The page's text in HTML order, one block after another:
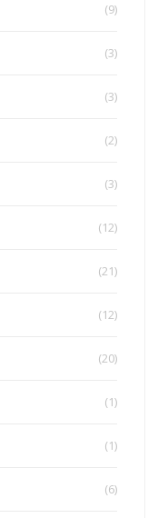
(9)
(3)
(3)
(2)
(3)
(12)
(21)
(12)
(20)
(1)
(1)
(6)